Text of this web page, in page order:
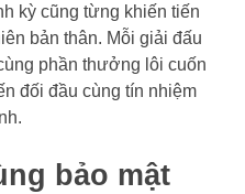
kỳ cũng từng khiến tiến
bản thân. Mỗi giải đấu
phần thưởng lôi cuốn
đối đầu cùng tín nhiệm
bảo mật